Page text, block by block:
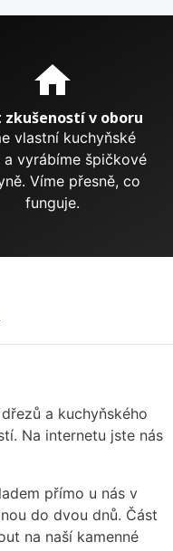
home
zkušeností v oboru
vlastní kuchyňské
a vyrábíme špičkové
Víme přesně, co
funguje.
a kuchyňského
Na internetu jste nás
přímo u nás v
do dvou dnů. Část
na naší kamenné